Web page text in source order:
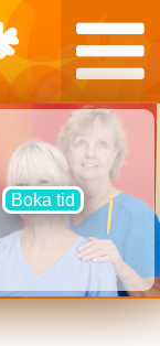
Boka tid